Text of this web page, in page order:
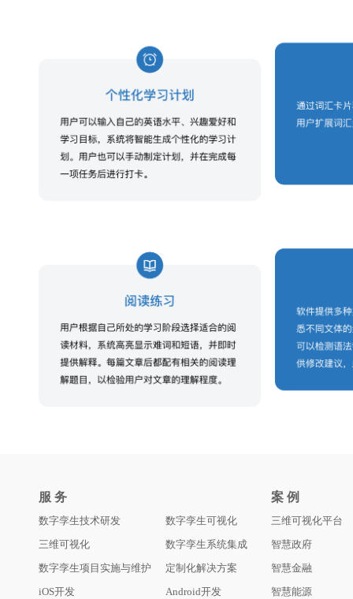
服 务
数字孪生技术研发
三维可视化
数字孪生项目实施与维护
iOS开发
数字孪生可视化
数字孪生系统集成
定制化解决方案
Android开发
案 例
三维可视化平台
智慧政府
智慧金融
智慧能源